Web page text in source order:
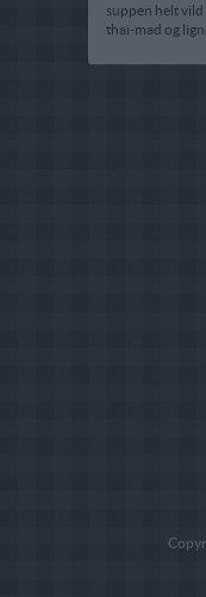
suppen helt
thai-mad og